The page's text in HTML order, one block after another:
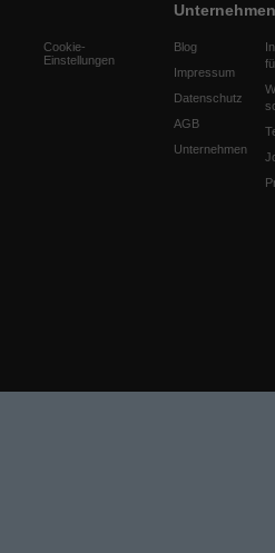
Cookie-
Einstellungen
Unternehmen
Blog
Impressum
Datenschutz
AGB
Unternehmen